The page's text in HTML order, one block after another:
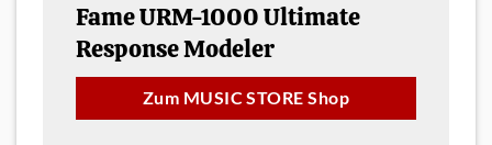
Fame URM-1000 Ultimate
Response Modeler
Zum MUSIC STORE Shop